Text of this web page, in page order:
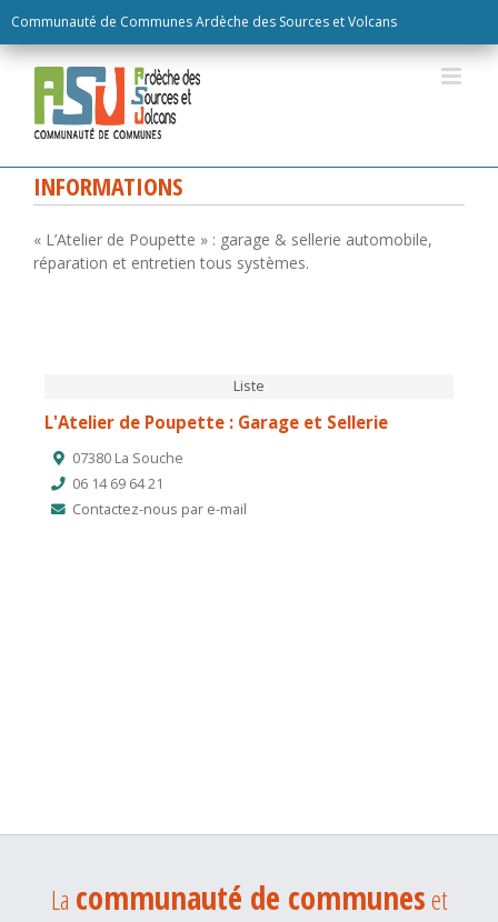
Communauté de Communes Ardèche des Sources et Volcans
to
content
INFORMATIONS
« L’Atelier de Poupette » : garage & sellerie automobile,
réparation et entretien tous systèmes.
Liste
L'Atelier de Poupette : Garage et Sellerie
07380 La Souche
06 14 69 64 21
Contactez-nous par e-mail
La communauté de communeset